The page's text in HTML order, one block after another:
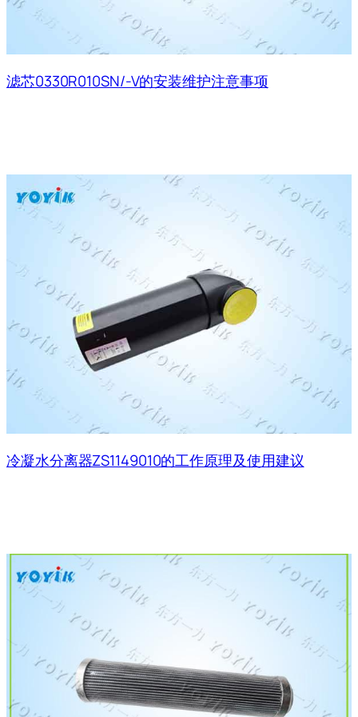
滤芯0330R010SN/-V的安装维护注意事项
冷凝水分离器ZS1149010的工作原理及使用建议